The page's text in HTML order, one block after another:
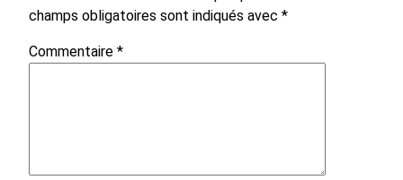
champs obligatoires sont indiqués avec *
Commentaire *